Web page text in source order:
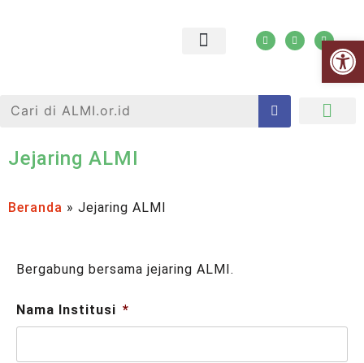
Jejaring ALMI
Beranda » Jejaring ALMI
Bergabung bersama jejaring ALMI.
Nama Institusi *